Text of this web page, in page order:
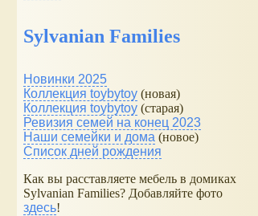
Sylvanian Families
Новинки 2025
Коллекция toybytoy (новая)
Коллекция toybytoy (старая)
Ревизия семей на конец 2023
Наши семейки и дома (новое)
Список дней рождения
Как вы расставляете мебель в домиках
Sylvanian Families? Добавляйте фото
здесь!